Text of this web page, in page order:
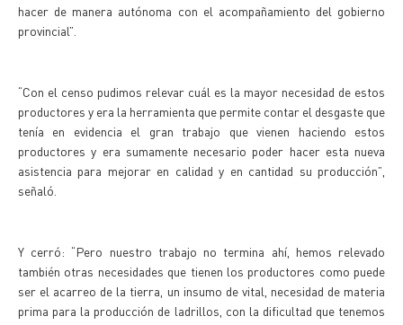
hacer de manera autónoma con el acompañamiento del gobierno
provincial”.
“Con el censo pudimos relevar cuál es la mayor necesidad de estos
productores y era la herramienta que permite contar el desgaste que
tenía en evidencia el gran trabajo que vienen haciendo estos
productores y era sumamente necesario poder hacer esta nueva
asistencia para mejorar en calidad y en cantidad su producción”,
señaló.
Y cerró: “Pero nuestro trabajo no termina ahí, hemos relevado
también otras necesidades que tienen los productores como puede
ser el acarreo de la tierra, un insumo de vital, necesidad de materia
prima para la producción de ladrillos, con la dificultad que tenemos